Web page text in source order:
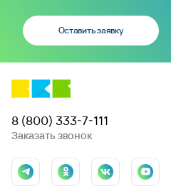
Оставить заявку
8 (800) 333-7-111
Заказать звонок